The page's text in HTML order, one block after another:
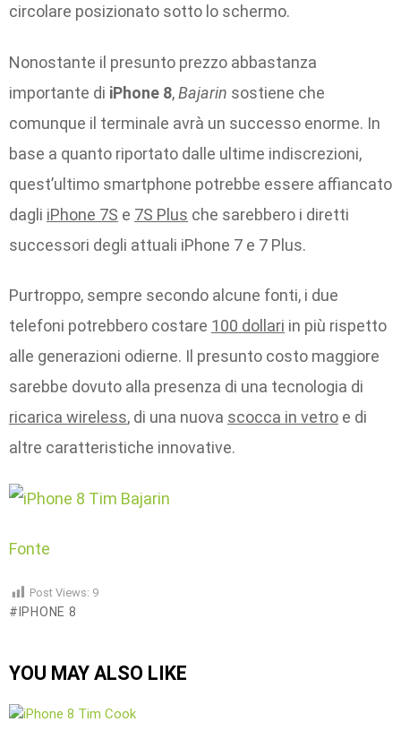
circolare posizionato sotto lo schermo.
Nonostante il presunto prezzo abbastanza
importante di iPhone 8,Bajarin sostiene che
comunque il terminale avrà un successo enorme. In
base a quanto riportato dalle ultime indiscrezioni,
quest’ultimo smartphone potrebbe essere affiancato
dagli iPhone 7S e 7S Plus che sarebbero i diretti
successori degli attuali iPhone 7 e 7 Plus.
Purtroppo, sempre secondo alcune fonti, i due
telefoni potrebbero costare 100 dollari in più rispetto
alle generazioni odierne. Il presunto costo maggiore
sarebbe dovuto alla presenza di una tecnologia di
ricarica wireless, di una nuova scocca in vetro e di
altre caratteristiche innovative.
Fonte
Post Views: 9
IPHONE 8
YOU MAY ALSO LIKE